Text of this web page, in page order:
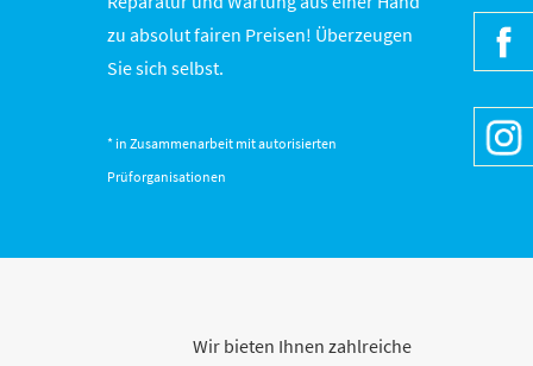
»
»
zu absolut fairen Preisen! Überzeugen
Sie sich selbst.
* in Zusammenarbeit mit autorisierten
Prüforganisationen
Wir bieten Ihnen zahlreiche